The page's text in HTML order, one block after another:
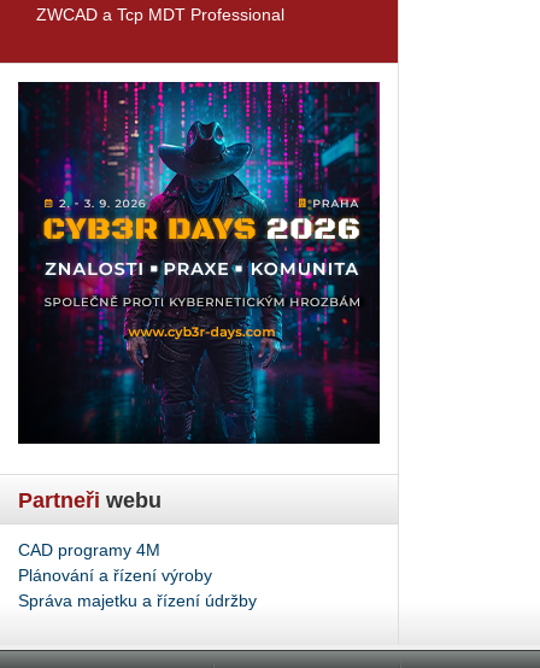
ZWCAD a Tcp MDT Professional
Partneři webu
CAD programy 4M
Plánování a řízení výroby
Správa majetku a řízení údržby